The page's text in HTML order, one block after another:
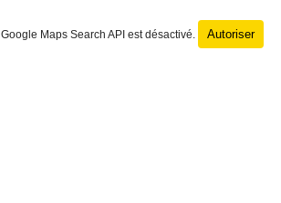
Google Maps Search API est désactivé. Autoriser